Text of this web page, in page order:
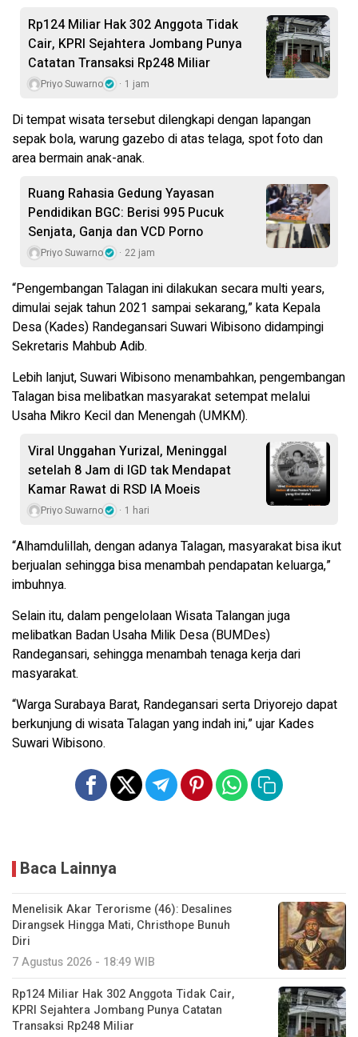
Rp124 Miliar Hak 302 Anggota Tidak
Cair, KPRI Sejahtera Jombang Punya
Catatan Transaksi Rp248 Miliar
Priyo Suwarno 1 jam
Di tempat wisata tersebut dilengkapi dengan lapangan
sepak bola, warung gazebo di atas telaga, spot foto dan
area bermain anak-anak.
Ruang Rahasia Gedung Yayasan
Pendidikan BGC: Berisi 995 Pucuk
Senjata, Ganja dan VCD Porno
Priyo Suwarno 22 jam
“Pengembangan Talagan ini dilakukan secara multi years,
dimulai sejak tahun 2021 sampai sekarang,” kata Kepala
Desa (Kades) Randegansari Suwari Wibisono didampingi
Sekretaris Mahbub Adib.
Lebih lanjut, Suwari Wibisono menambahkan, pengembangan
Talagan bisa melibatkan masyarakat setempat melalui
Usaha Mikro Kecil dan Menengah (UMKM).
Viral Unggahan Yurizal, Meninggal
setelah 8 Jam di IGD tak Mendapat
Kamar Rawat di RSD IA Moeis
Priyo Suwarno 1 hari
“Alhamdulillah, dengan adanya Talagan, masyarakat bisa ikut
berjualan sehingga bisa menambah pendapatan keluarga,”
imbuhnya.
Selain itu, dalam pengelolaan Wisata Talangan juga
melibatkan Badan Usaha Milik Desa (BUMDes)
Randegansari, sehingga menambah tenaga kerja dari
masyarakat.
“Warga Surabaya Barat, Randegansari serta Driyorejo dapat
berkunjung di wisata Talagan yang indah ini,” ujar Kades
Suwari Wibisono.
Baca Lainnya
Menelisik Akar Terorisme (46): Desalines
Dirangsek Hingga Mati, Christhope Bunuh
Diri
7 Agustus 2026 - 18:49 WIB
Rp124 Miliar Hak 302 Anggota Tidak Cair,
KPRI Sejahtera Jombang Punya Catatan
Transaksi Rp248 Miliar